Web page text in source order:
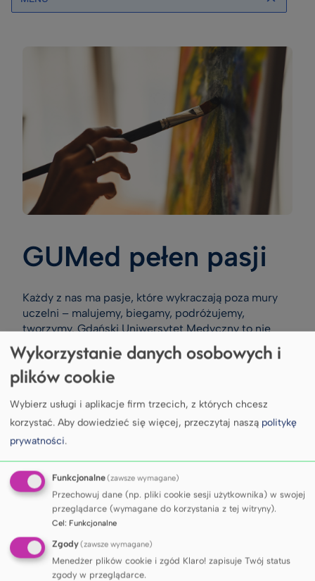
GUMed pełen pasji
Każdy z nas ma pasje, które wykraczają poza mury
uczelni – malujemy, biegamy, podróżujemy,
tworzymy. Gdański Uniwersytet Medyczny to nie
tylko miejsce pracy i nauki, ale wspólnota ludzi
z wyjątkowymi talentami i ciekawymi historiami.
Wykorzystanie danych osobowych i
plików cookie
Wybierz usługi i aplikacje firm trzecich, z których chcesz
korzystać. Aby dowiedzieć się więcej, przeczytaj naszą politykę
prywatności.
Funkcjonalne(zawsze wymagane)
Przechowuj dane (np. pliki cookie sesji użytkownika) w swojej
przeglądarce (wymagane do korzystania z tej witryny).
Cel: Funkcjonalne
Zgody(zawsze wymagane)
Menedżer plików cookie i zgód Klaro! zapisuje Twój status
zgody w przeglądarce.